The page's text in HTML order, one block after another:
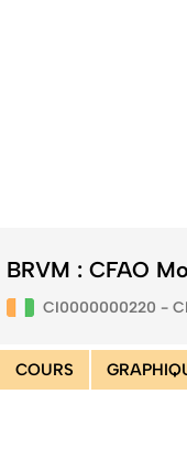
BRVM : CFAO
CI0000000220 -
COURS